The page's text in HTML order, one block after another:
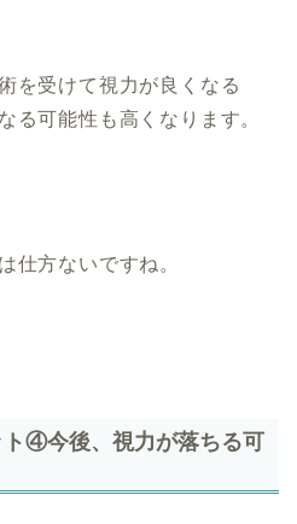
を受けて視力が良くなる
る可能性も高くなります。
仕方ないですね。
ト④今後、視力が落ちる可